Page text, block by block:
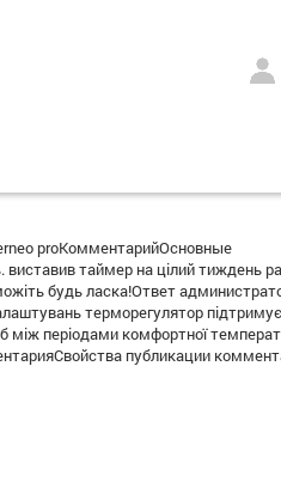
proКомментарийОсновные
таймер на цілий тиждень
будь ласка!Ответ
терморегулятор підтримує
між періодами комфортної
публикации